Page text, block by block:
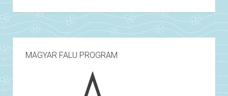
MAGYAR FALU PROGRAM